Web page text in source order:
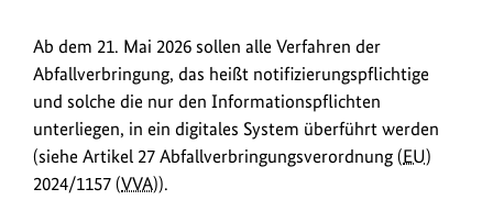
Ab dem 21. Mai 2026 sollen alle Verfahren der
Abfallverbringung, das heißt notifizierungspflichtige
und solche die nur den Informationspflichten
unterliegen, in ein digitales System überführt werden
(siehe Artikel 27 Abfallverbringungsverordnung (EU)
2024/1157 (VVA)).